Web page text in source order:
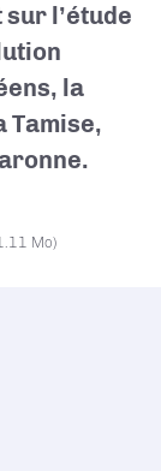
l’étude
la
Tamise,
Mo)